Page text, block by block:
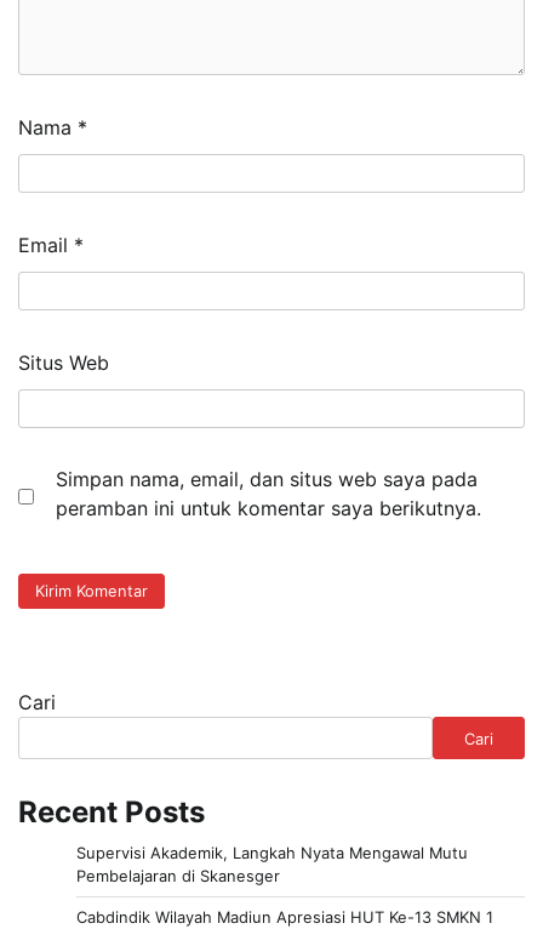
Nama *
Email *
Situs Web
Simpan nama, email, dan situs web saya pada
peramban ini untuk komentar saya berikutnya.
Cari
Cari
Recent Posts
Supervisi Akademik, Langkah Nyata Mengawal Mutu
Pembelajaran di Skanesger
Cabdindik Wilayah Madiun Apresiasi HUT Ke-13 SMKN 1